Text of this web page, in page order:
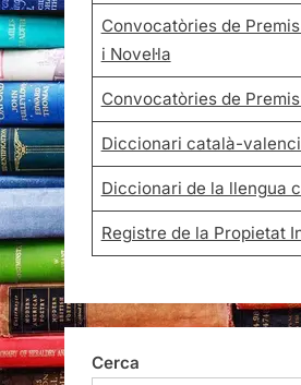
Convocatòries de
i Novel·la
Convocatòries de
Diccionari català-
Diccionari de la llengua
Registre de la Propietat
Cerca